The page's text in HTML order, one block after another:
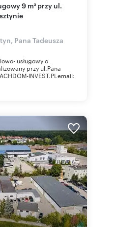
Pana Tadeusza
usługowy o
przy ul.Pana
INVEST.PLemail: